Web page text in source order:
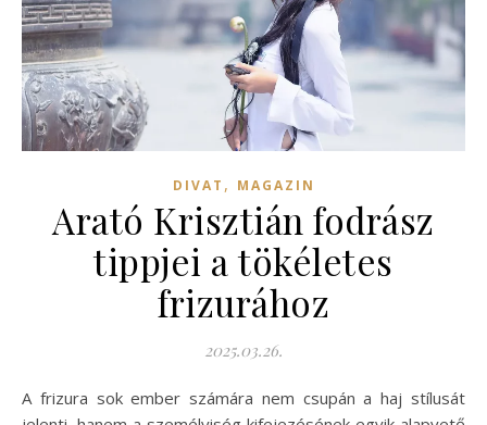
DIVAT , MAGAZIN
Arató Krisztián fodrász
tippjei a tökéletes
frizurához
2025.03.26.
A frizura sok ember számára nem csupán a haj stílusát